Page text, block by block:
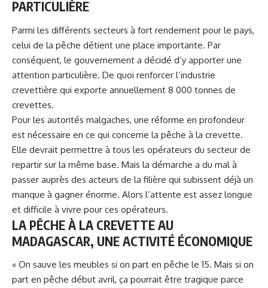
PARTICULIÈRE
Parmi les différents secteurs à fort rendement pour le pays,
celui de la pêche détient une place importante. Par
conséquent, le gouvernement a décidé d’y apporter une
attention particulière. De quoi renforcer l’industrie
crevettière qui exporte annuellement 8 000 tonnes de
crevettes.
Pour les autorités malgaches, une réforme en profondeur
est nécessaire en ce qui concerne la pêche à la crevette.
Elle devrait permettre à tous les opérateurs du secteur de
repartir sur la même base. Mais la démarche a du mal à
passer auprès des acteurs de la filière qui subissent déjà un
manque à gagner énorme. Alors l’attente est assez longue
et difficile à vivre pour ces opérateurs.
LA PÊCHE À LA CREVETTE AU
MADAGASCAR, UNE ACTIVITÉ ÉCONOMIQUE
« On sauve les meubles si on part en pêche le 15. Mais si on
part en pêche début avril, ça pourrait être tragique parce